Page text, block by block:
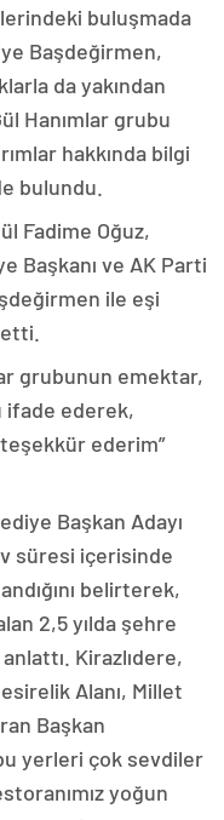
buluşmada
Başdeğirmen,
da yakından
Hanımlar grubu
hakkında bilgi
bulundu.
Fadime Oğuz,
Başkanı ve AK Parti
ile eşi
grubunun emektar,
ifade ederek,
ederim”
Başkan Adayı
süresi içerisinde
belirterek,
2,5 yılda şehre
Kirazlıdere,
Alanı, Millet
Başkan
yerleri çok sevdiler
yoğun